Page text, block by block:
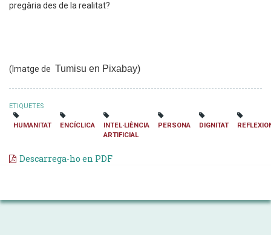
pregària des de la realitat?
(Imatge de Tumisu en Pixabay)
ETIQUETES
HUMANITAT ENCÍCLICA
INTEL·LIÈNCIA
ARTIFICIAL
PERSONA DIGNITAT
Descarrega-ho en PDF